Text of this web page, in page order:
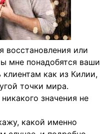
восстановления или
мне понадобятся ваши
как из Килии,
точки мира.
значения не
какой именно